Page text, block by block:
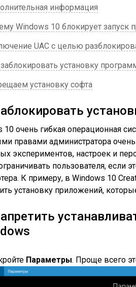
информация
Windows 10 блокирует запуск
UAC с целью
установку
установку софта
10 очень гибкая операционная
правами администратора
экспериментов, настроек и
пользователя, если
К примеру, в Windows 10
установку приложений,
Параметры. Проще всего